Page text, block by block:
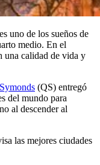
uno de los sueños de
medio. En el
una calidad de vida y
(QS) entregó
del mundo para
al descender al
las mejores ciudades